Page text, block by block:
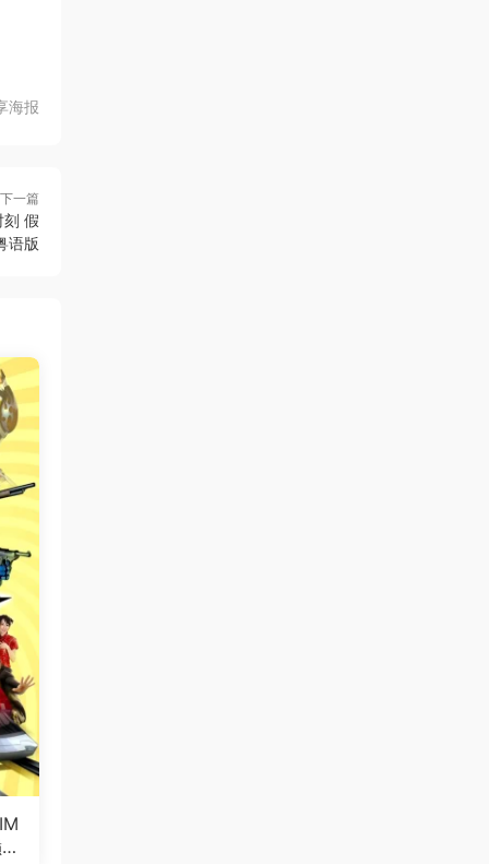
海报
下一篇
刻 假
语版